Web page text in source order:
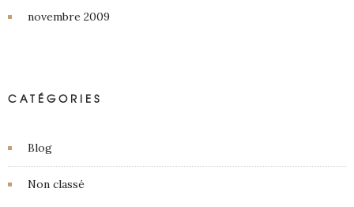
novembre 2009
CATÉGORIES
Blog
Non classé